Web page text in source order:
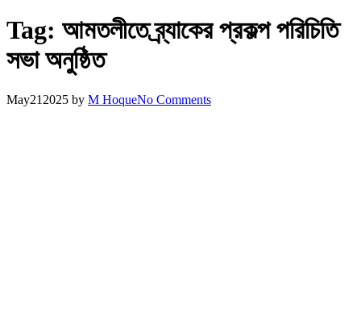
Tag: আমতলীতে ব্র্যাকের প্রকল্প পরিচিতি
সভা অনুষ্ঠিত
May21 2025 by M HoqueNo Comments